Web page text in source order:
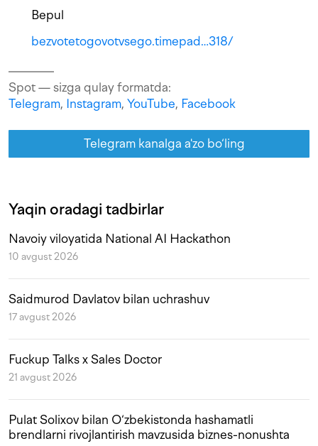
Bepul
bezvotetogovotvsego.timepad…318/
Spot — sizga qulay formatda:
Telegram, Instagram, YouTube, Facebook
Telegram kanalga a'zo bo‘ling
Yaqin oradagi tadbirlar
Navoiy viloyatida National AI Hackathon
10 avgust 2026
Saidmurod Davlatov bilan uchrashuv
17 avgust 2026
Fuckup Talks x Sales Doctor
21 avgust 2026
Pulat Solixov bilan O‘zbekistonda hashamatli
brendlarni rivojlantirish mavzusida biznes-nonushta